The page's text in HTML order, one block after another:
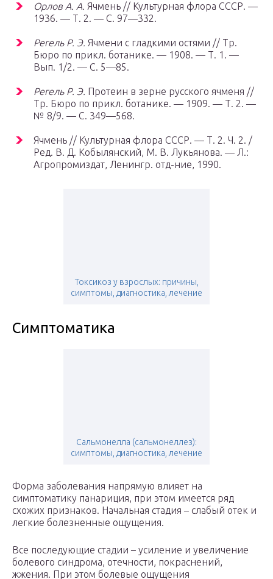
Орлов А. А. Ячмень // Культурная флора СССР. —
1936. — Т. 2. — С. 97—332.
Регель Р. Э. Ячмени с гладкими остями // Тр.
Бюро по прикл. ботанике. — 1908. — Т. 1. —
Вып. 1/2. — С. 5—85.
Регель Р. Э. Протеин в зерне русского ячменя //
Тр. Бюро по прикл. ботанике. — 1909. — Т. 2. —
№ 8/9. — С. 349—568.
Ячмень // Культурная флора СССР. — Т. 2. Ч. 2. /
Ред. В. Д. Кобылянский, М. В. Лукьянова. — Л.:
Агропромиздат, Ленингр. отд-ние, 1990.
Токсикоз у взрослых: причины,
симптомы, диагностика, лечение
Симптоматика
Сальмонелла (сальмонеллез):
симптомы, диагностика, лечение
Форма заболевания напрямую влияет на
симптоматику панариция, при этом имеется ряд
схожих признаков. Начальная стадия – слабый отек и
легкие болезненные ощущения.
Все последующие стадии – усиление и увеличение
болевого синдрома, отечности, покраснений,
жжения. При этом болевые ощущения